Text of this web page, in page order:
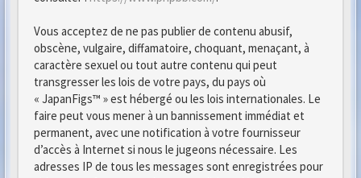
Vous acceptez de ne pas publier de contenu abusif,
obscène, vulgaire, diffamatoire, choquant, menaçant, à
caractère sexuel ou tout autre contenu qui peut
transgresser les lois de votre pays, du pays où
« JapanFigs™ » est hébergé ou les lois internationales. Le
faire peut vous mener à un bannissement immédiat et
permanent, avec une notification à votre fournisseur
d’accès à Internet si nous le jugeons nécessaire. Les
adresses IP de tous les messages sont enregistrées pour